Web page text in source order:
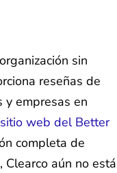
sin
reseñas de
y empresas en
sitio web del Better
completa de
aún no está